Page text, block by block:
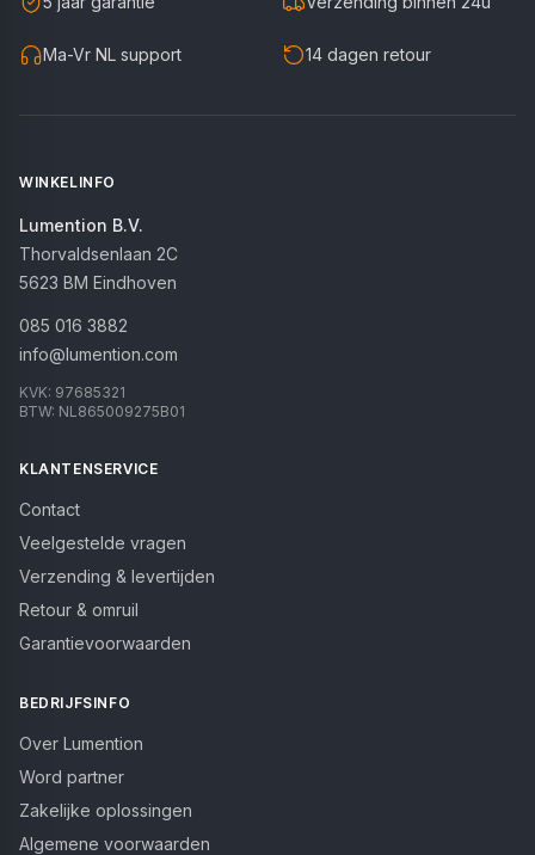
Ma-Vr NL support 14 dagen retour
WINKELINFO
Lumention B.V.
Thorvaldsenlaan 2C
5623 BM Eindhoven
085 016 3882
info@lumention.com
KVK: 97685321
BTW: NL865009275B01
KLANTENSERVICE
Contact
Veelgestelde vragen
Verzending & levertijden
Retour & omruil
Garantievoorwaarden
BEDRIJFSINFO
Over Lumention
Word partner
Zakelijke oplossingen
Algemene voorwaarden